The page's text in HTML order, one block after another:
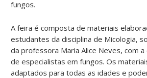
fungos.
A feira é composta de materiais
estudantes da disciplina de Micologia,
da professora Maria Alice Neves, com a
de especialistas em fungos. Os
adaptados para todas as idades e